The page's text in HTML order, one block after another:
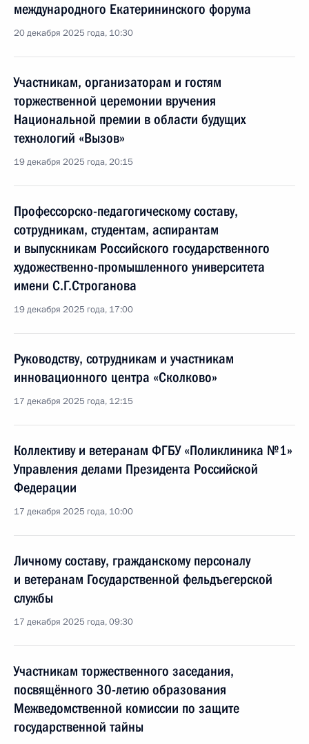
международного Екатерининского форума
20 декабря 2025 года, 10:30
Участникам, организаторам и гостям
торжественной церемонии вручения
Национальной премии в области будущих
технологий «Вызов»
19 декабря 2025 года, 20:15
Профессорско-педагогическому составу,
сотрудникам, студентам, аспирантам
и выпускникам Российского государственного
художественно-промышленного университета
имени С.Г.Строганова
19 декабря 2025 года, 17:00
Руководству, сотрудникам и участникам
инновационного центра «Сколково»
17 декабря 2025 года, 12:15
Коллективу и ветеранам ФГБУ «Поликлиника №1»
Управления делами Президента Российской
Федерации
17 декабря 2025 года, 10:00
Личному составу, гражданскому персоналу
и ветеранам Государственной фельдъегерской
службы
17 декабря 2025 года, 09:30
Участникам торжественного заседания,
посвящённого 30-летию образования
Межведомственной комиссии по защите
государственной тайны